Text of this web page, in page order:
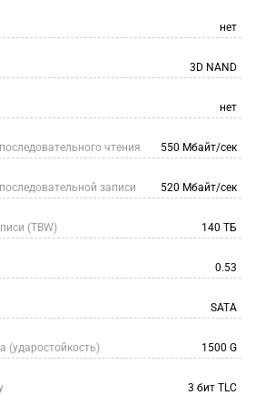
нет
3D NAND
нет
чтения 550 Мбайт/сек
записи 520 Мбайт/сек
(TBW) 140 ТБ
0.53
SATA
(ударостойкость) 1500 G
3 бит TLC